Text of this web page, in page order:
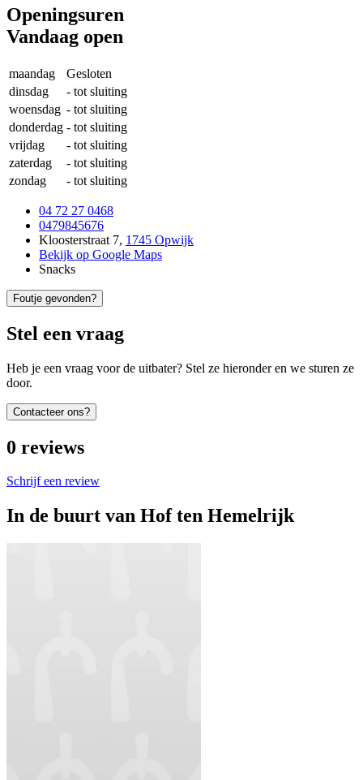
Openingsuren
Vandaag open
maandag
Gesloten
dinsdag
- tot sluiting
woensdag - tot sluiting
donderdag - tot sluiting
vrijdag
- tot sluiting
zaterdag
- tot sluiting
zondag
- tot sluiting
04 72 27 0468
0479845676
Kloosterstraat 7, 1745 Opwijk
Bekijk op Google Maps
Snacks
Foutje gevonden?
Stel een vraag
Heb je een vraag voor de uitbater? Stel ze hieronder en we sturen ze
door.
Contacteer ons?
0 reviews
Schrijf een review
In de buurt van Hof ten Hemelrijk